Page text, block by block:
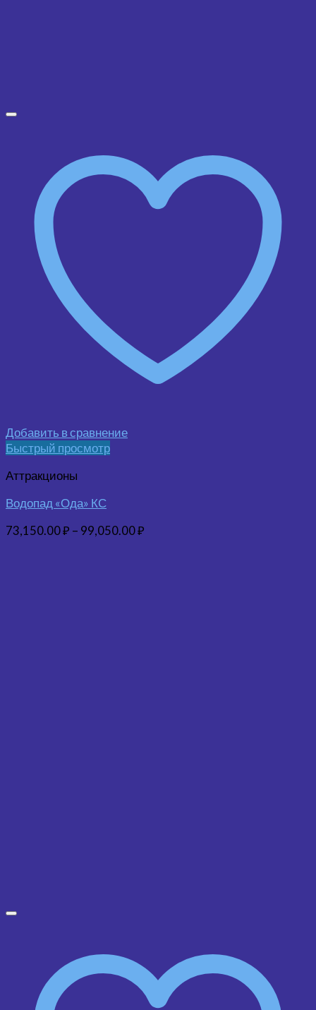
Добавить в сравнение
Быстрый просмотр
Аттракционы
Водопад «Ода» КС
73,150.00₽ – 99,050.00₽